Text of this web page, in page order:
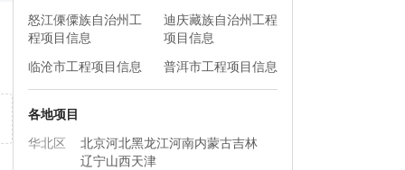
怒江傈僳族自治州工
程项目信息
迪庆藏族自治州工程
项目信息
临沧市工程项目信息
普洱市工程项目信息
各地项目
华北区
北京河北黑龙江河南内蒙古吉林
辽宁山西天津